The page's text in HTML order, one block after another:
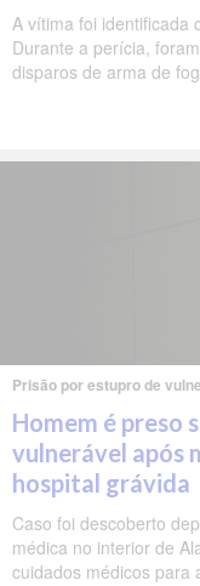
A vítima foi identificada
Durante a perícia,
disparos de arma de
Prisão por estupro de
Homem é preso
vulnerável após
hospital grávida
Caso foi descoberto
médica no interior de
cuidados médicos para